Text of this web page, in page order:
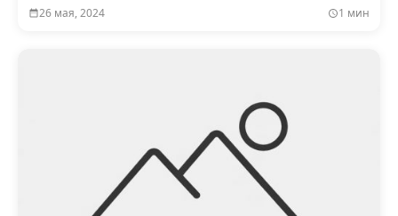
26 мая, 2024 1 мин